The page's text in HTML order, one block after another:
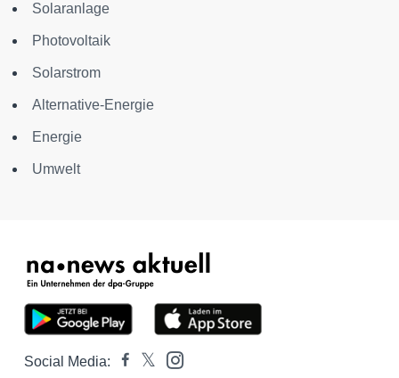
Solaranlage
Photovoltaik
Solarstrom
Alternative-Energie
Energie
Umwelt
Social Media: